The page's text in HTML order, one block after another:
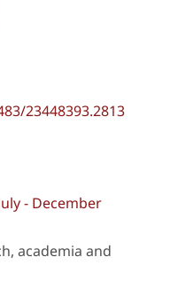
23448393.2813
- December
academia and